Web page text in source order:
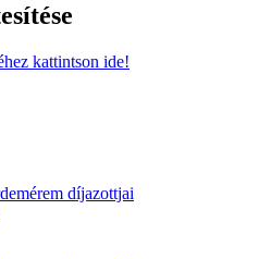
kattintson ide!
díjazottjai